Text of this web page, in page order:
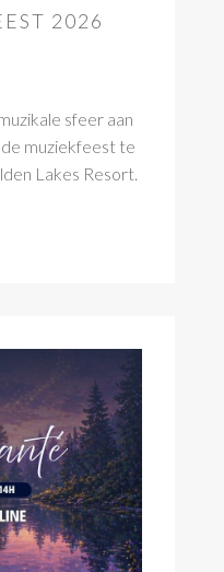
2026
sfeer aan
de muziekfeest te
Lakes Resort.